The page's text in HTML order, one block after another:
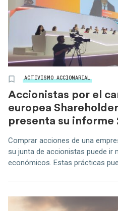
ACTIVISMO ACCIONARIAL
Accionistas por el
europea
presenta su informe
Comprar acciones de una
su junta de accionistas puede ir
económicos. Estas prácticas